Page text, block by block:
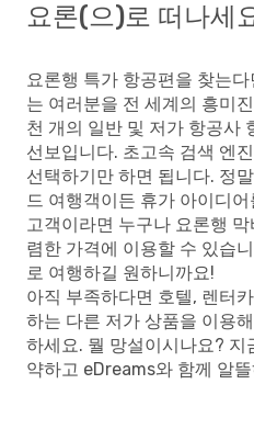
요론(으)로 떠나세
요론행 특가 항공편을 찾는
는 여러분을 전 세계의 흥미
천 개의 일반 및 저가 항공사
선보입니다. 초고속 검색 엔
선택하기만 하면 됩니다. 정
드 여행객이든 휴가 아이디
고객이라면 누구나 요론행
렴한 가격에 이용할 수 있습
로 여행하길 원하니까요!
아직 부족하다면 호텔, 렌터
하는 다른 저가 상품을 이용
하세요. 뭘 망설이시나요? 지
약하고 eDreams와 함께 알